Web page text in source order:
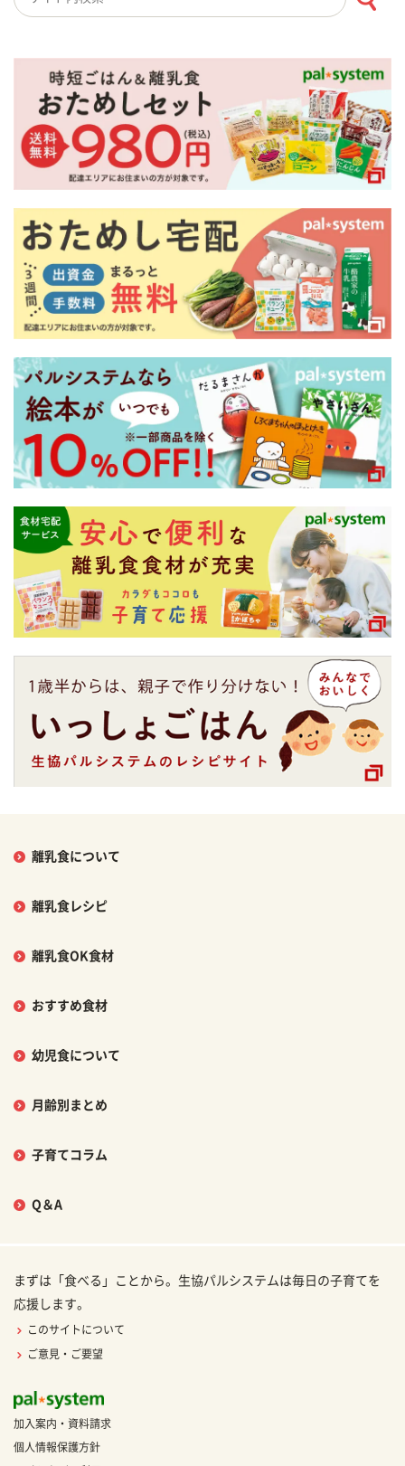
検索キーワード入力
離乳食について
離乳食レシピ
離乳食OK食材
おすすめ食材
幼児食について
月齢別まとめ
子育てコラム
Q＆A
まずは「食べる」ことから。生協パルシステムは毎日の子育てを
応援します。
このサイトについて
ご意見・ご要望
加入案内・資料請求
個人情報保護方針